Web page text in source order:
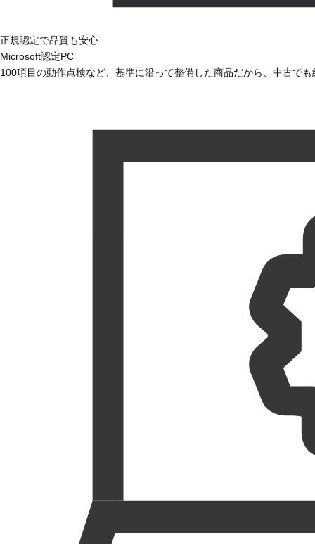
正規認定で品質も安心
Microsoft認定PC
100項目の動作点検など、基準に沿って整備した商品だから、中古で